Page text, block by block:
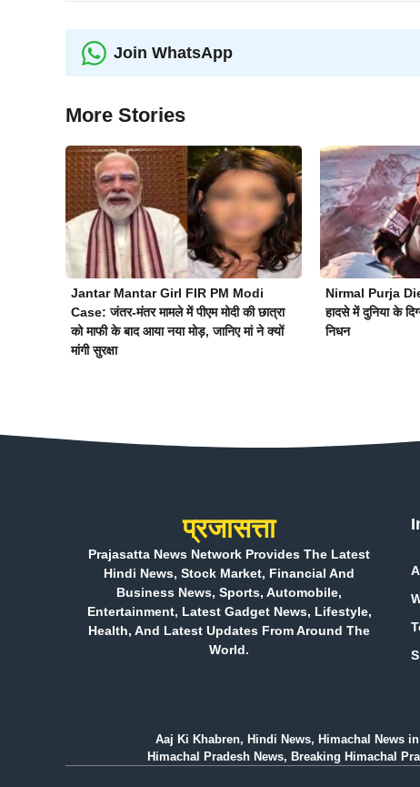
Join WhatsApp
More Stories
Jantar Mantar Girl FIR PM Modi
Case: जंतर-मंतर मामले में पीएम मोदी की छात्रा
को माफी के बाद आया नया मोड़, जानिए मां ने क्यों
मांगी सुरक्षा
Nirmal Purja
हादसे में दुनिया के
निधन
प्रजासत्ता
Prajasatta News Network Provides The Latest
Hindi News, Stock Market, Financial And
Business News, Sports, Automobile,
Entertainment, Latest Gadget News, Lifestyle,
Health, And Latest Updates From Around The
World.
Aaj Ki Khabren, Hindi News, Himachal News
Himachal Pradesh News, Breaking Himachal